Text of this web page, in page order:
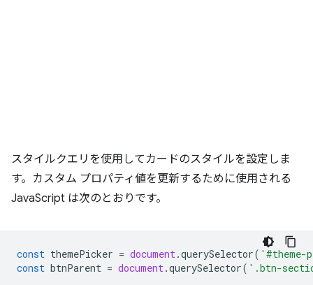
スタイルクエリを使用してカードのスタイルを設定しま
す。カスタム プロパティ値を更新するために使用される
JavaScript は次のとおりです。
const themePicker = document.querySelector(
const btnParent = document.querySelector( '.btn-